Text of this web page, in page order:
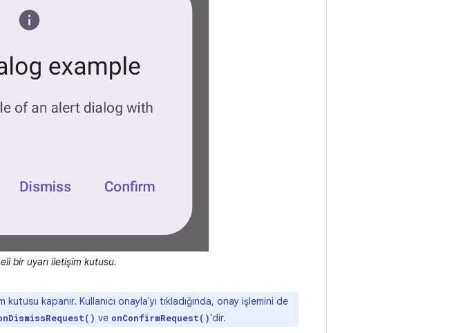
bir uyarı iletişim kutusu.
kutusu kapanır. Kullanıcı onayla'yı tıkladığında, onay işlemini de
ve onConfirmRequest()'dir.